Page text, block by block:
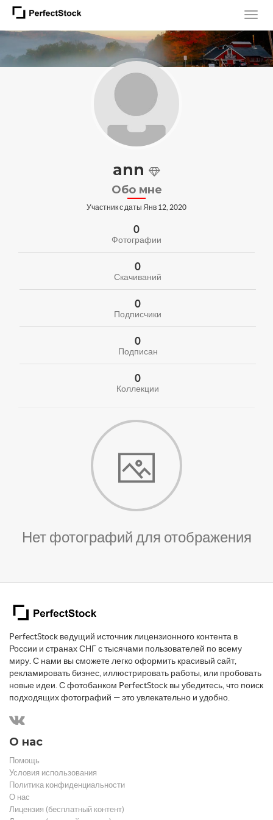
ann
Обо мне
Участник с даты Янв 12, 2020
0
Фотографии
0
Скачиваний
0
Подписчики
0
Подписан
0
Коллекции
Нет фотографий для отображения
PerfectStock ведущий источник лицензионного контента в
России и странах СНГ с тысячами пользователей по всему
миру. С нами вы сможете легко оформить красивый сайт,
рекламировать бизнес, иллюстрировать работы, или пробовать
новые идеи. С фотобанком PerfectStock вы убедитесь, что поиск
подходящих фотографий — это увлекательно и удобно.
О нас
Помощь
Условия использования
Политика конфиденциальности
О нас
Лицензия (бесплатный контент)